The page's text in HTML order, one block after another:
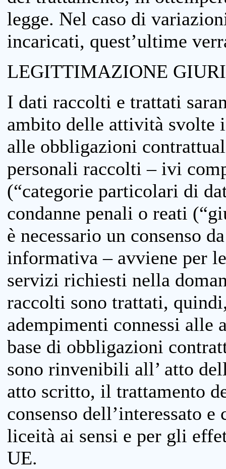
legge. Nel caso di
incaricati, quest’ultime
LEGITTIMAZIONE
I dati raccolti e trattati
ambito delle attività svolte
alle obbligazioni
personali raccolti – ivi
(“categorie particolari di
condanne penali o reati
è necessario un consenso
informativa – avviene per
servizi richiesti nella
raccolti sono trattati,
adempimenti connessi
base di obbligazioni
sono rinvenibili all’ atto
atto scritto, il trattamento
consenso dell’interessato
liceità ai sensi e per gli
UE.